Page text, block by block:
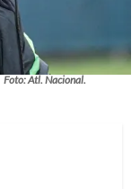
Foto: Atl. Nacional.